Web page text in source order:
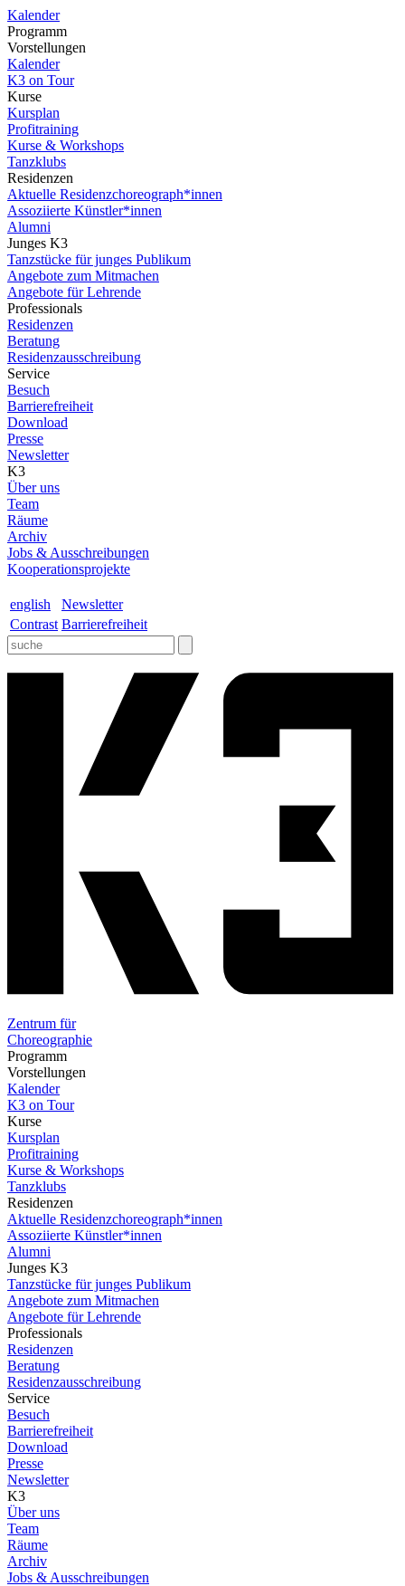
Kalender
Programm
Vorstellungen
Kalender
K3 on Tour
Kurse
Kursplan
Profitraining
Kurse & Workshops
Tanzklubs
Residenzen
Aktuelle Residenzchoreograph*innen
Assoziierte Künstler*innen
Alumni
Junges K3
Tanzstücke für junges Publikum
Angebote zum Mitmachen
Angebote für Lehrende
Professionals
Residenzen
Beratung
Residenzausschreibung
Service
Besuch
Barrierefreiheit
Download
Presse
Newsletter
K3
Über uns
Team
Räume
Archiv
Jobs & Ausschreibungen
Kooperationsprojekte
english
Newsletter
Contrast Barrierefreiheit
Zentrum für
Choreographie
Programm
Vorstellungen
Kalender
K3 on Tour
Kurse
Kursplan
Profitraining
Kurse & Workshops
Tanzklubs
Residenzen
Aktuelle Residenzchoreograph*innen
Assoziierte Künstler*innen
Alumni
Junges K3
Tanzstücke für junges Publikum
Angebote zum Mitmachen
Angebote für Lehrende
Professionals
Residenzen
Beratung
Residenzausschreibung
Service
Besuch
Barrierefreiheit
Download
Presse
Newsletter
K3
Über uns
Team
Räume
Archiv
Jobs & Ausschreibungen